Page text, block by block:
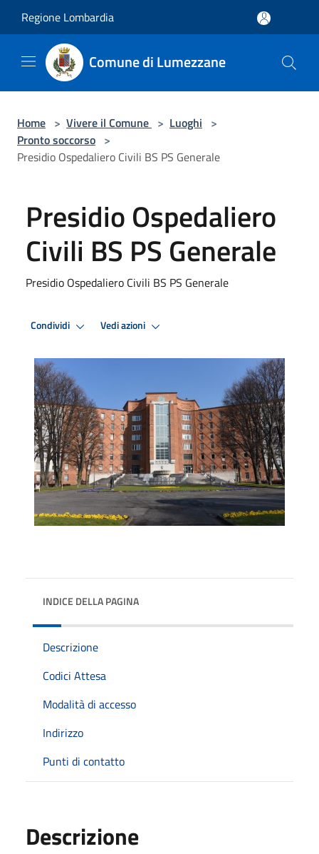
Regione Lombardia
Comune di Lumezzane
Home > Vivere il Comune > Luoghi >
Pronto soccorso >
Presidio Ospedaliero Civili BS PS Generale
Presidio Ospedaliero
Civili BS PS Generale
Presidio Ospedaliero Civili BS PS Generale
Condividi Vedi azioni
INDICE DELLA PAGINA
Descrizione
Codici Attesa
Modalità di accesso
Indirizzo
Punti di contatto
Descrizione